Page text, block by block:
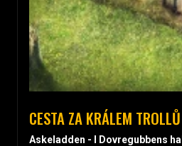
CESTA ZA KRÁLEM TROLLŮ
Askeladden - I Dovregubbens hall